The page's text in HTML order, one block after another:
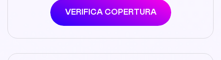
VERIFICA COPERTURA